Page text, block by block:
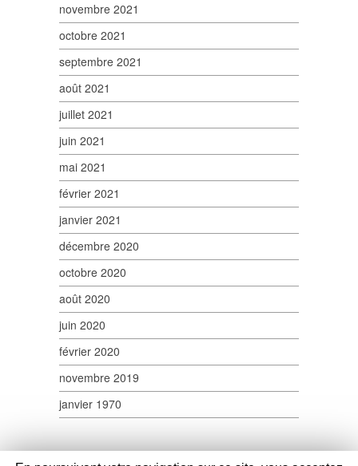
novembre 2021
octobre 2021
septembre 2021
août 2021
juillet 2021
juin 2021
mai 2021
février 2021
janvier 2021
décembre 2020
octobre 2020
août 2020
juin 2020
février 2020
novembre 2019
janvier 1970